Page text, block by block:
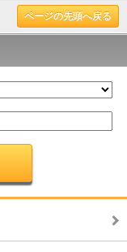
ページの先頭へ戻る